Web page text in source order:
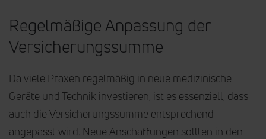
Regelmäßige Anpassung der
Versicherungssumme
Da viele Praxen regelmäßig in neue medizinische
Geräte und Technik investieren, ist es essenziell, dass
auch die Versicherungssumme entsprechend
angepasst wird. Neue Anschaffungen sollten in den